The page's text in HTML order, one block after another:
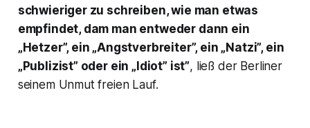
schwieriger zu schreiben, wie man etwas
empfindet, dam man entweder dann ein
„Hetzer”, ein „Angstverbreiter”, ein „Natzi”, ein
„Publizist” oder ein „Idiot” ist”, ließ der Berliner
seinem Unmut freien Lauf.